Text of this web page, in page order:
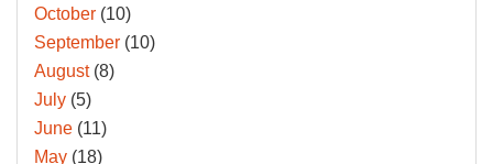
October (10)
September (10)
August(8)
July (5)
June (11)
May (18)